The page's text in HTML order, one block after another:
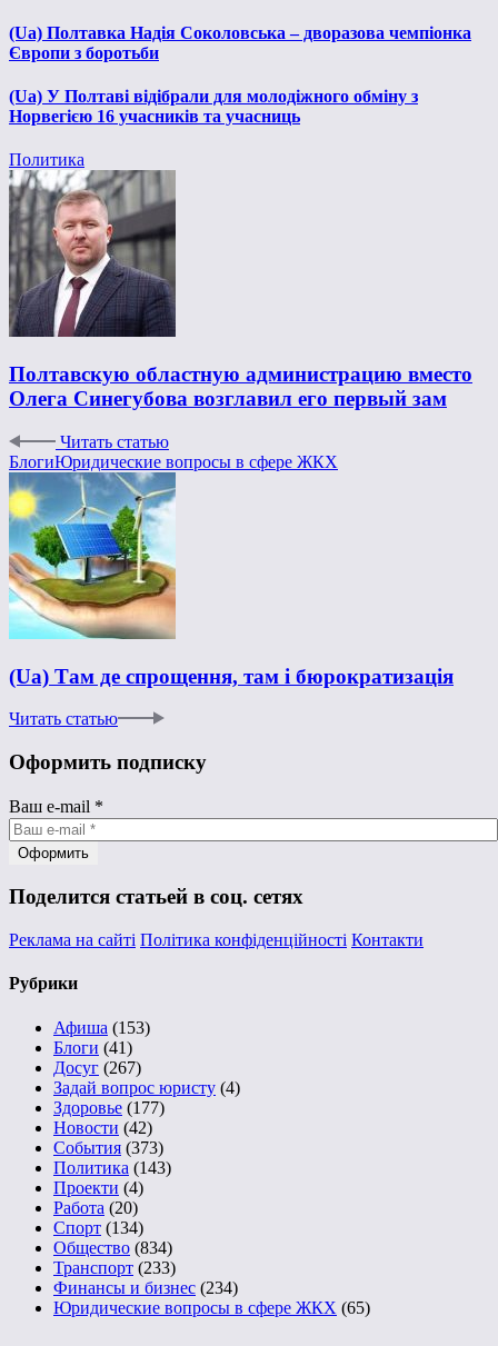
(Ua) Полтавка Надія Соколовська – дворазова чемпіонка
Європи з боротьби
(Ua) У Полтаві відібрали для молодіжного обміну з
Норвегією 16 учасників та учасниць
Политика
Полтавскую областную администрацию вместо
Олега Синегубова возглавил его первый зам
Читать статью
БлогиЮридические вопросы в сфере ЖКХ
(Ua) Там де спрощення, там і бюрократизація
Читать статью
Оформить подписку
Ваш e-mail *
Поделится статьей в соц. сетях
Реклама на сайті Політика конфіденційності Контакти
Рубрики
Афиша (153)
Блоги (41)
Досуг (267)
Задай вопрос юристу (4)
Здоровье (177)
Новости (42)
События (373)
Политика (143)
Проекти (4)
Работа (20)
Спорт (134)
Общество (834)
Транспорт (233)
Финансы и бизнес (234)
Юридические вопросы в сфере ЖКХ (65)